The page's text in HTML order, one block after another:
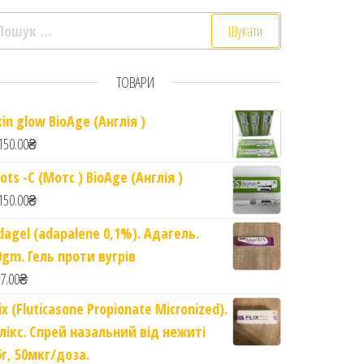
ТОВАРИ
glow BioAge (Англія )
₴
-C (Мотс ) BioAge (Англія )
₴
(adapalene 0,1%). Адагель.
Гель проти вугрів
₴
(Fluticasone Propionate Micronized).
Спрей назальний від нежиті
50мкг/доза.